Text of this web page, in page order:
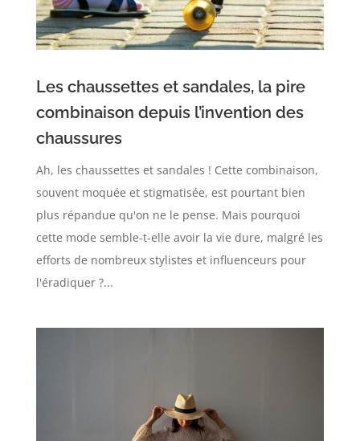
Les chaussettes et sandales, la pire
combinaison depuis l’invention des
chaussures
Ah, les chaussettes et sandales ! Cette combinaison,
souvent moquée et stigmatisée, est pourtant bien
plus répandue qu'on ne le pense. Mais pourquoi
cette mode semble-t-elle avoir la vie dure, malgré les
efforts de nombreux stylistes et influenceurs pour
l'éradiquer ?...